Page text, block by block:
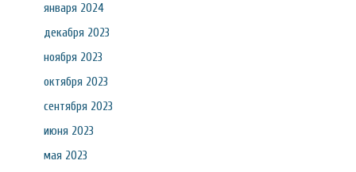
января 2024
декабря 2023
ноября 2023
октября 2023
сентября 2023
июня 2023
мая 2023